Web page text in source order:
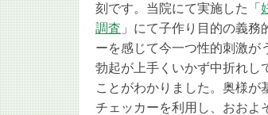
刻です。当院にて実施した「
調査 」にて子作り目的の義
ーを感じて今一つ性的刺激が
勃起が上手くいかず中折れし
ことがわかりました。奥様が
チェッカーを利用し、おおよ